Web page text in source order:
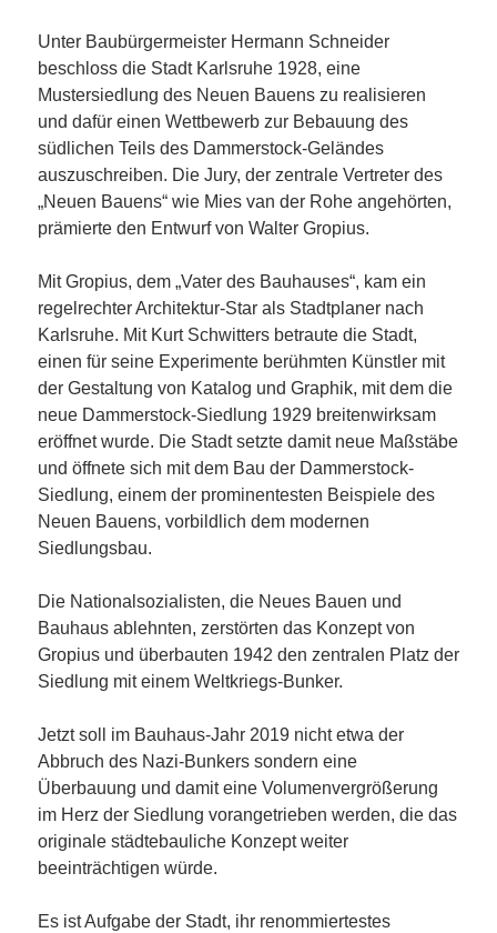
Unter Baubürgermeister Hermann Schneider
beschloss die Stadt Karlsruhe 1928, eine
Mustersiedlung des Neuen Bauens zu realisieren
und dafür einen Wettbewerb zur Bebauung des
südlichen Teils des Dammerstock-Geländes
auszuschreiben. Die Jury, der zentrale Vertreter des
„Neuen Bauens“ wie Mies van der Rohe angehörten,
prämierte den Entwurf von Walter Gropius.
Mit Gropius, dem „Vater des Bauhauses“, kam ein
regelrechter Architektur-Star als Stadtplaner nach
Karlsruhe. Mit Kurt Schwitters betraute die Stadt,
einen für seine Experimente berühmten Künstler mit
der Gestaltung von Katalog und Graphik, mit dem die
neue Dammerstock-Siedlung 1929 breitenwirksam
eröffnet wurde. Die Stadt setzte damit neue Maßstäbe
und öffnete sich mit dem Bau der Dammerstock-
Siedlung, einem der prominentesten Beispiele des
Neuen Bauens, vorbildlich dem modernen
Siedlungsbau.
Die Nationalsozialisten, die Neues Bauen und
Bauhaus ablehnten, zerstörten das Konzept von
Gropius und überbauten 1942 den zentralen Platz der
Siedlung mit einem Weltkriegs-Bunker.
Jetzt soll im Bauhaus-Jahr 2019 nicht etwa der
Abbruch des Nazi-Bunkers sondern eine
Überbauung und damit eine Volumenvergrößerung
im Herz der Siedlung vorangetrieben werden, die das
originale städtebauliche Konzept weiter
beeinträchtigen würde.
Es ist Aufgabe der Stadt, ihr renommiertestes